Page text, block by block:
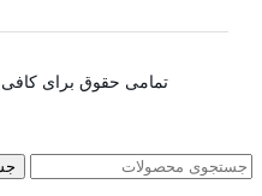
تمامی حقوق برای